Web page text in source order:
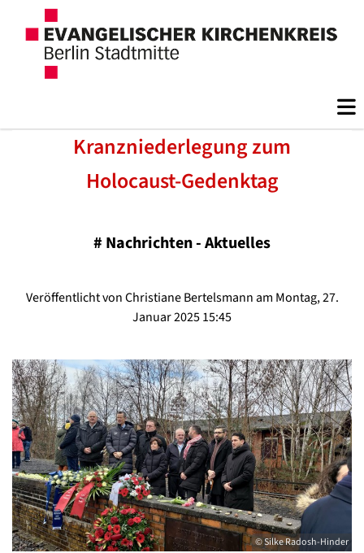
Kranzniederlegung zum
Holocaust-Gedenktag
# Nachrichten - Aktuelles
Veröffentlicht von Christiane Bertelsmann am Montag, 27.
Januar 2025 15:45
© Silke Radosh-Hinder